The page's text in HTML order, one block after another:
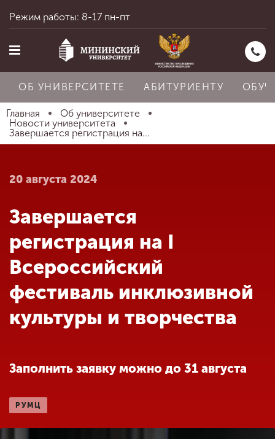
Главная
Абитуриенту
Обучение
Наука
Международная
деятельность
деятельности
Режим работы: 8-17 пн-пт
ОБ УНИВЕРСИТЕТЕ АБИТУРИЕНТУ
Главная
Об университете
Новости университета
Завершается регистрация на...
20 августа 2024
Завершается
регистрация на I
Всероссийский
фестиваль инклюзивной
культуры и творчества
Заполнить заявку можно до 31 августа
РУМЦ